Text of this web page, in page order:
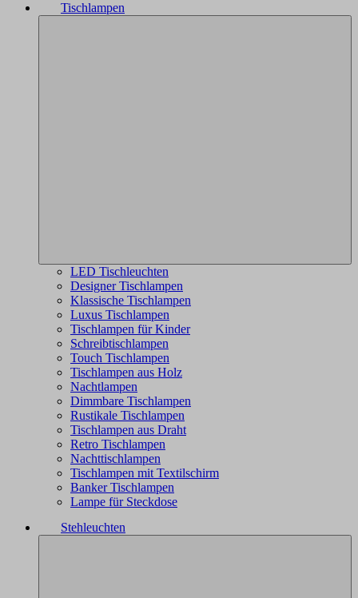
Tischlampen
LED Tischleuchten
Designer Tischlampen
Klassische Tischlampen
Luxus Tischlampen
Tischlampen für Kinder
Schreibtischlampen
Touch Tischlampen
Tischlampen aus Holz
Nachtlampen
Dimmbare Tischlampen
Rustikale Tischlampen
Tischlampen aus Draht
Retro Tischlampen
Nachttischlampen
Tischlampen mit Textilschirm
Banker Tischlampen
Lampe für Steckdose
Stehleuchten